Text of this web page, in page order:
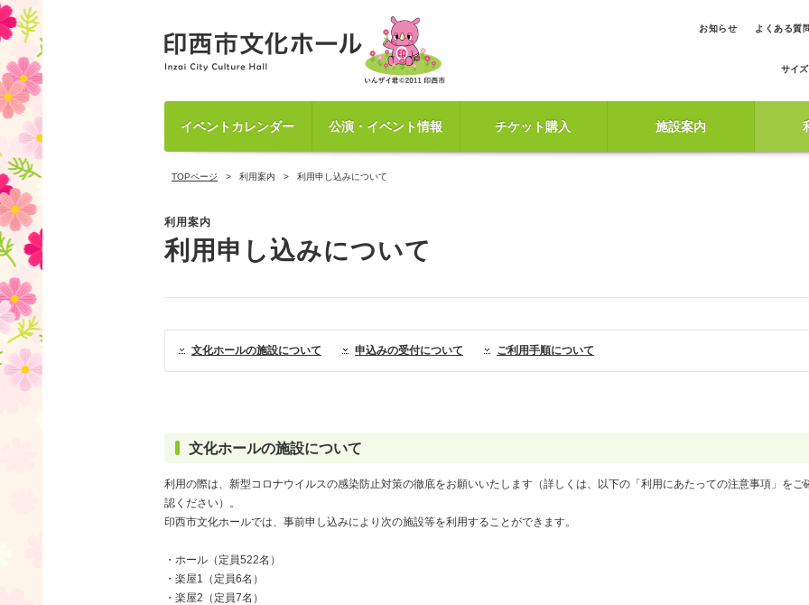
お知らせ よくある質
サイズ
イベントカレンダー 公演・イベント情報 チケット購入 施設案内
TOPページ 利用案内 利用申し込みについて
利用案内
利用申し込みについて
文化ホールの施設について 申込みの受付について ご利用手順について
文化ホールの施設について
利用の際は、新型コロナウイルスの感染防止対策の徹底をお願いいたします（詳しくは、以下の「利用にあたっての注意事項」をご
認ください）。
印西市文化ホールでは、事前申し込みにより次の施設等を利用することができます。
・ホール（定員522名）
・楽屋1（定員6名）
・楽屋2（定員7名）